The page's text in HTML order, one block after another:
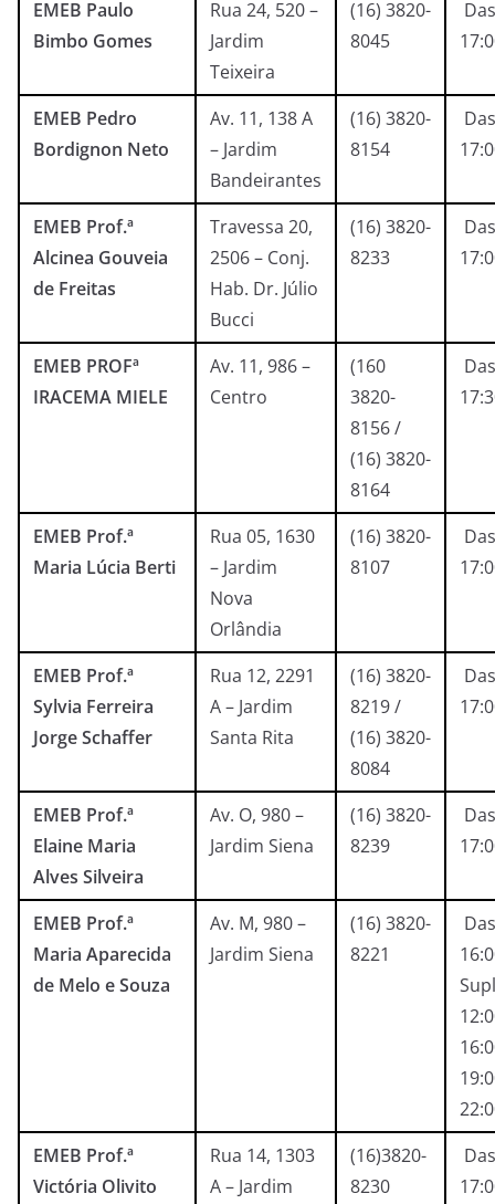
EMEB Paulo
Bimbo Gomes
Rua 24, 520 –
Jardim
Teixeira
(16) 3820-
8045
EMEB Pedro
Bordignon Neto
Av. 11, 138 A
– Jardim
Bandeirantes
(16) 3820-
8154
EMEB Prof.ª
Alcinea Gouveia
de Freitas
Travessa 20,
2506 – Conj.
Hab. Dr. Júlio
Bucci
(16) 3820-
8233
EMEB PROFª
IRACEMA MIELE
Av. 11, 986 –
Centro
(160
3820-
8156 /
(16) 3820-
8164
EMEB Prof.ª
Maria Lúcia Berti
Rua 05, 1630
– Jardim
Nova
Orlândia
(16) 3820-
8107
EMEB Prof.ª
Sylvia Ferreira
Jorge Schaffer
Rua 12, 2291
A – Jardim
Santa Rita
(16) 3820-
8219 /
(16) 3820-
8084
EMEB Prof.ª
Elaine Maria
Alves Silveira
Av. O, 980 –
Jardim Siena
(16) 3820-
8239
EMEB Prof.ª
Maria Aparecida
de Melo e Souza
Av. M, 980 –
Jardim Siena
(16) 3820-
8221
EMEB Prof.ª
Victória Olivito
Rua 14, 1303
A – Jardim
(16)3820-
8230